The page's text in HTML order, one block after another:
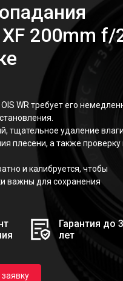
200mm f/
WR требует его
тщательное удаление
плесени, а также проверку
и калибруется, чтобы
важны для сохранения
Гарантия до
лет